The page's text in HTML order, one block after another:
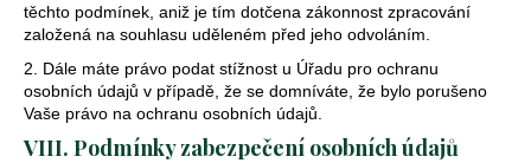
těchto podmínek, aniž je tím dotčena zákonnost zpracování
založená na souhlasu uděleném před jeho odvoláním.
2. Dále máte právo podat stížnost u Úřadu pro ochranu
osobních údajů v případě, že se domníváte, že bylo porušeno
Vaše právo na ochranu osobních údajů.
VIII. Podmínky zabezpečení osobních údajů